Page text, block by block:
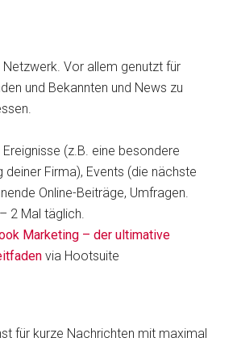
Vor allem genutzt für
und Bekannten und News zu
Ereignisse (z.B. eine besondere
deiner Firma), Events (die nächste
Online-Beiträge, Umfragen.
2 Mal täglich.
Marketing – der ultimative
via Hootsuite
für kurze Nachrichten mit maximal